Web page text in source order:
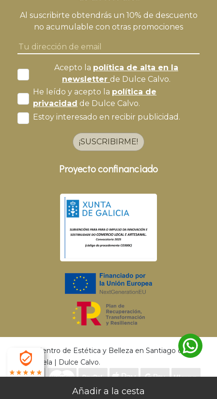
Al suscribirte obtendrás un 10% de descuento
no acumulable con otras promociones
Acepto la política de alta en la
newsletter de Dulce Calvo.
He leído y acepto la política de
privacidad de Dulce Calvo.
Estoy interesado en recibir publicidad.
¡SUSCRIBIRME!
Proyecto confinanciado
© 2026 Centro de Estética y Belleza en Santiago de
Compostela | Dulce Calvo.
MEIGASOFT. Tecnología
Envío gratis a partir de 50€ | Entrega en 24 - 72